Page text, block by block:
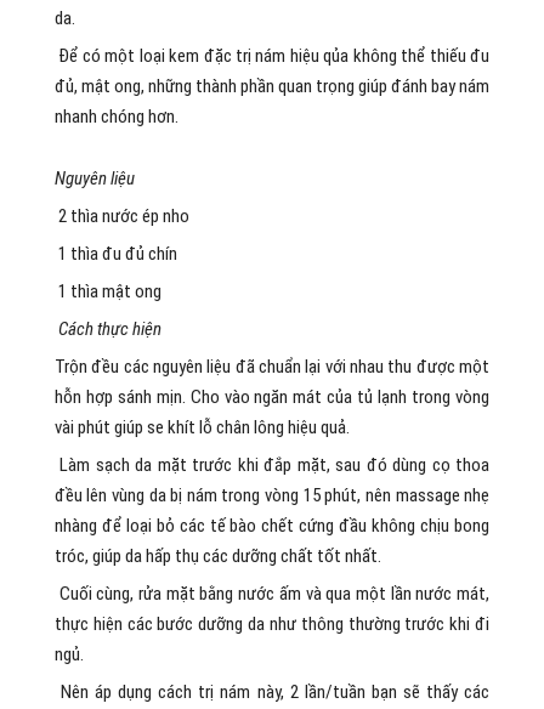
da.
Để có một loại kem đặc trị nám hiệu qủa không thể thiếu đu
đủ, mật ong, những thành phần quan trọng giúp đánh bay nám
nhanh chóng hơn.
Nguyên liệu
2 thìa nước ép nho
1 thìa đu đủ chín
1 thìa mật ong
Cách thực hiện
Trộn đều các nguyên liệu đã chuẩn lại với nhau thu được một
hỗn hợp sánh mịn. Cho vào ngăn mát của tủ lạnh trong vòng
vài phút giúp se khít lỗ chân lông hiệu quả.
Làm sạch da mặt trước khi đắp mặt, sau đó dùng cọ thoa
đều lên vùng da bị nám trong vòng 15 phút, nên massage nhẹ
nhàng để loại bỏ các tế bào chết cứng đầu không chịu bong
tróc, giúp da hấp thụ các dưỡng chất tốt nhất.
Cuối cùng, rửa mặt bằng nước ấm và qua một lần nước mát,
thực hiện các bước dưỡng da như thông thường trước khi đi
ngủ.
Nên áp dụng cách trị nám này, 2 lần/tuần bạn sẽ thấy các